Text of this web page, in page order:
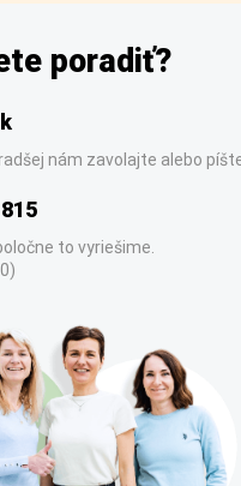
poradiť?
nám zavolajte alebo
to vyriešime.